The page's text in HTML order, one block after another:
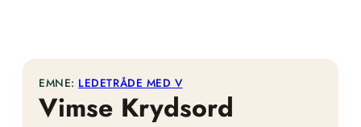
EMNE: LEDETRÅDE MED V
Vimse Krydsord